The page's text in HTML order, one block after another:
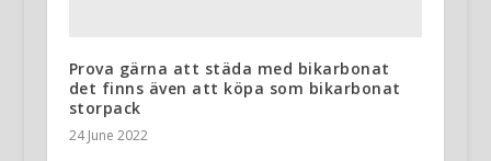
Prova gärna att städa med bikarbonat
det finns även att köpa som bikarbonat
storpack
24 June 2022